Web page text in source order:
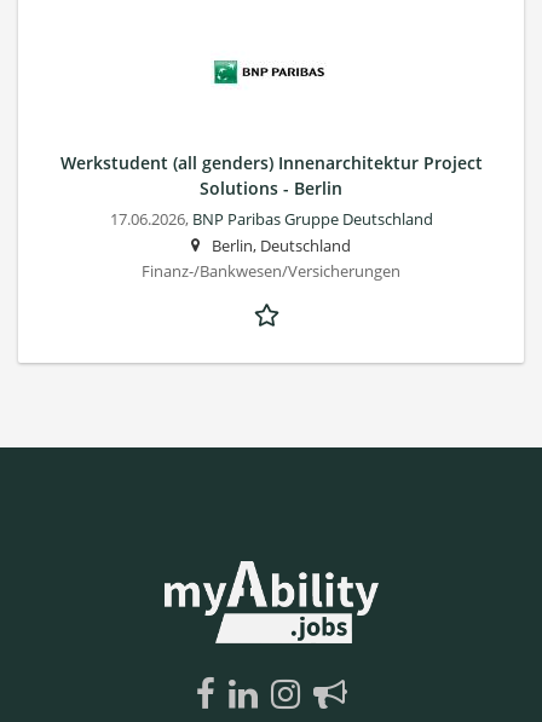
Werkstudent (all genders) Innenarchitektur Project
Solutions - Berlin
17.06.2026, BNP Paribas Gruppe Deutschland
Berlin, Deutschland
Finanz-/Bankwesen/Versicherungen